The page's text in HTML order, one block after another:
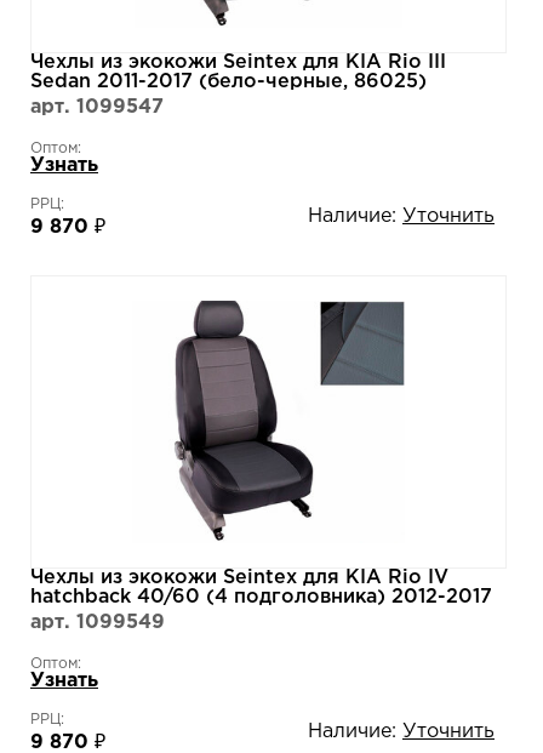
Чехлы из экокожи Seintex для KIA Rio III
Sedan 2011-2017 (бело-черные, 86025)
арт. 1099547
Оптом:
Узнать
РРЦ:
9 870 ₽
Наличие: Уточнить
Чехлы из экокожи Seintex для KIA Rio IV
hatchback 40/60 (4 подголовника) 2012-2017
(серо-черные, 87150)
арт. 1099549
Оптом:
Узнать
РРЦ:
9 870 ₽
Наличие: Уточнить